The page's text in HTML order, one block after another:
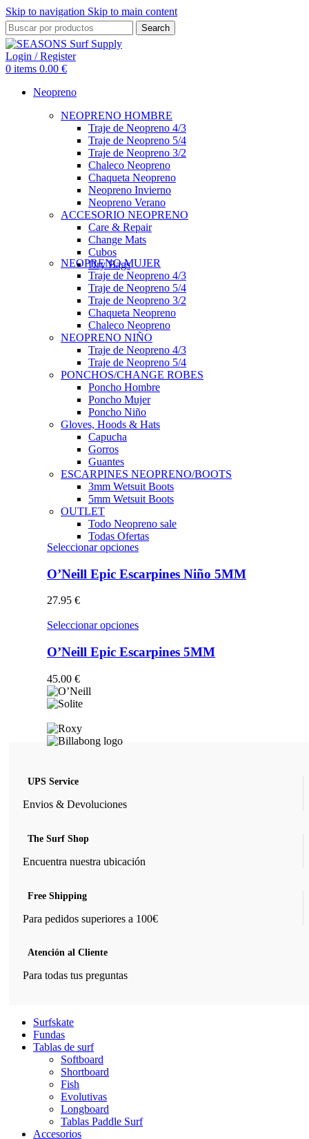
Skip to navigation Skip to main content
Search
Login / Register
0 items 0.00 €
Neopreno
NEOPRENO HOMBRE
Traje de Neopreno 4/3
Traje de Neopreno 5/4
Traje de Neopreno 3/2
Chaleco Neopreno
Chaqueta Neopreno
Neopreno Invierno
Neopreno Verano
ACCESORIO NEOPRENO
Care & Repair
Change Mats
Cubos
Dry Bags
NEOPRENO MUJER
Traje de Neopreno 4/3
Traje de Neopreno 5/4
Traje de Neopreno 3/2
Chaqueta Neopreno
Chaleco Neopreno
NEOPRENO NIÑO
Traje de Neopreno 4/3
Traje de Neopreno 5/4
PONCHOS/CHANGE ROBES
Poncho Hombre
Poncho Mujer
Poncho Niño
Gloves, Hoods & Hats
Capucha
Gorros
Guantes
ESCARPINES NEOPRENO/BOOTS
3mm Wetsuit Boots
5mm Wetsuit Boots
OUTLET
Todo Neopreno sale
Todas Ofertas
Seleccionar opcionesEste
tiene
múltiples
opciones
se
pueden
elegir
O’Neill Epic Escarpines Niño 5MM
27.95 €
Seleccionar opcionesEste
tiene
múltiples
O’Neill Epic Escarpines 5MM
45.00 €
UPS Service
Envios & Devoluciones
The Surf Shop
Encuentra nuestra ubicación
Free Shipping
Para pedidos superiores a 100€
Atención al Cliente
Para todas tus preguntas
Surfskate
Fundas
Tablas de surf
Softboard
Shortboard
Fish
Evolutivas
Longboard
Tablas Paddle Surf
Accesorios